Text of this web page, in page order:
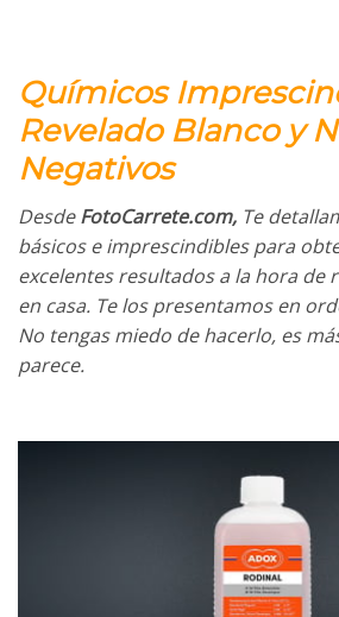
Químicos
Revelado Blanco y
Negativos
DesdeFotoCarrete.com, Te
básicos e imprescindibles para
excelentes resultados a la hora de
en casa. Te los presentamos en
No tengas miedo de hacerlo, es
parece.